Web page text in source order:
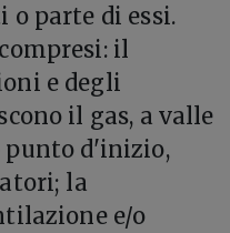
parte di essi.
il
e degli
il gas, a valle
punto d'inizio,
la
e/o